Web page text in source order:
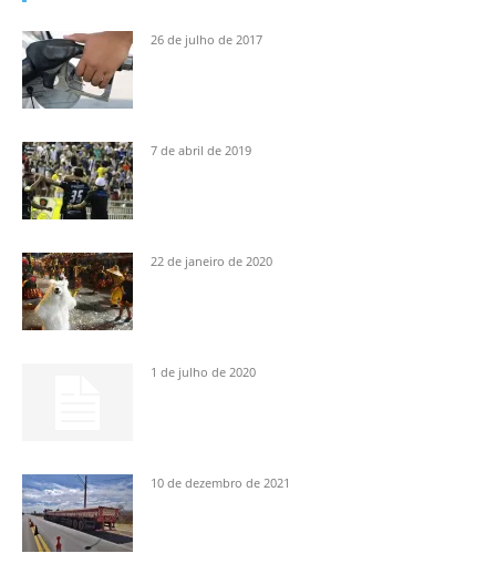
26 de julho de 2017
7 de abril de 2019
22 de janeiro de 2020
1 de julho de 2020
10 de dezembro de 2021